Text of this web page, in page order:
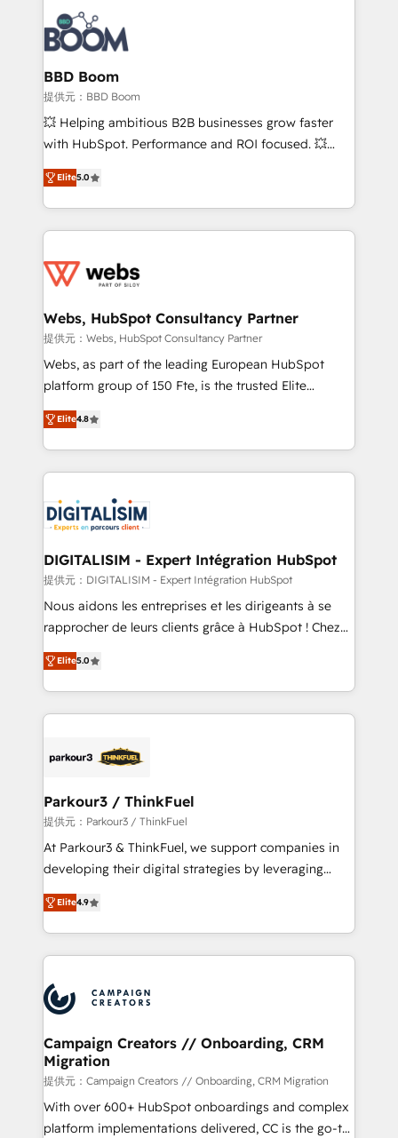
experts conseil - 150 certifications HubSpot
cumulées
revenue. ⚙️ HubSpot Integration & Optimization •
Seamless CRM, CMS, and automation setup •
Complex platform migrations and data cleanups •
Custom APIs and third-party integrations 📈 End-to-
End Revenue Acceleration • Lifecycle marketing and
pipeline growth programs • Sales enablement tools
and CRM optimization • Retention strategies with
Execution • 750+ onboardings and 2,000+
implementations • Deep expertise across marketing,
BBD Boom
提供元：BBD Boom
💥 Helping ambitious B2B businesses grow faster
with HubSpot. Performance and ROI focused. 💥
BBD Boom is the HubSpot partner that can help you
to HubSpot Better. We work with your teams to
solve all your HubSpot challenges and improve user
adoption, sales process and marketing results.
the first time 🔧 Designing and optimising your
and build using HubSpot 🔌 Integrating HubSpot
with other systems 🎓 Training your teams to be
HubSpot pros 📊 Lead generation services using
HubSpot Why us? - SIX HubSpot Accreditations -
CRM, Solutions Architecture, Onboarding , Data
Migration, Custom Integration & Platform
team of 25+ experts Contact us today to help you
get more from your investment in HubSpot.
Elite5.0
Webs, HubSpot Consultancy Partner
提供元：Webs, HubSpot Consultancy Partner
Webs, as part of the leading European HubSpot
platform group of 150 Fte, is the trusted Elite
HubSpot CRM Partner offering you a roadmap on
maximizing EBITDA and achieving Commercial
Excellence. With our targeted processes, we
strengthen your digital transformation and minimize
Implementation partner, we provide expertise to
drive your business forward. Since 2015 we are fully
dedicated to HubSpot and with an experienced
team (50+), we work with reputable companies in
B2B sectors such as manufacturing, SaaS and
business services. We prepare a customized
impact of your digital transformation, including a
detailed financial rationale with a focus on ROI and
embark on a transformational journey that sets your
business up for long-term success. Unlock your
Elite4.8
DIGITALISIM - Expert Intégration HubSpot
提供元：DIGITALISIM - Expert Intégration HubSpot
Nous aidons les entreprises et les dirigeants à se
rapprocher de leurs clients grâce à HubSpot ! Chez
DIGITALISIM, nous avons l'intime conviction que la
réussite des entreprises passe par l’innovation web,
le marketing digital, et la relation client ! C'est
pourquoi, nos experts sont à la fois capables de
référencement, votre stratégie digitale et le pilotage
projet HubSpot avec DIGITALISIM : 🧽 Nettoyage,
migration et intégration des bases de données. 🚀
Développement des interfaces avec vos logiciels
métiers ⚙️ Configuration de la plateforme HubSpot
Book Process & Guidelines utilisateurs 🎓
Formations des utilisateurs
Elite5.0
Parkour3 / ThinkFuel
提供元：Parkour3 / ThinkFuel
At Parkour3 & ThinkFuel, we support companies in
developing their digital strategies by leveraging
technologies and automating their marketing and
sales processes to generate growth. Our offer spans
from Strategy to Operations. We specialize in CRM
onboarding and implementation, web design, sales
extensive experience working with tech companies
and manufacturers since 2002, we are committed to
empowering our clients and developing their
autonomy. Get to grips with HubSpot through
guided implementation and seamless integration of
the CRM platform into your digital ecosystem. Would
you like support in deploying your inbound
Elite4.9
Campaign Creators // Onboarding, CRM
Migration
提供元：Campaign Creators // Onboarding, CRM Migration
With over 600+ HubSpot onboardings and complex
platform implementations delivered, CC is the go-to